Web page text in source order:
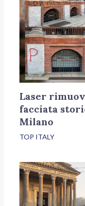
Laser
facciata
Milano
TOP ITALY